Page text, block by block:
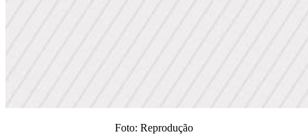
Foto: Reprodução